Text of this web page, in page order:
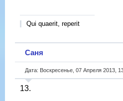
Qui quaerit, reperit
Саня
Дата: Воскресенье, 07 Апреля 2013,
13.